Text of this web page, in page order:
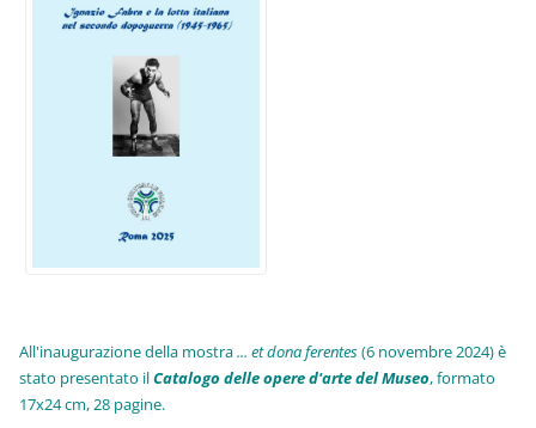
All'inaugurazione della mostra... et dona ferentes(6 novembre 2024) è
stato presentato ilCatalogo delle opere d'arte del Museo, formato
17x24 cm, 28 pagine.